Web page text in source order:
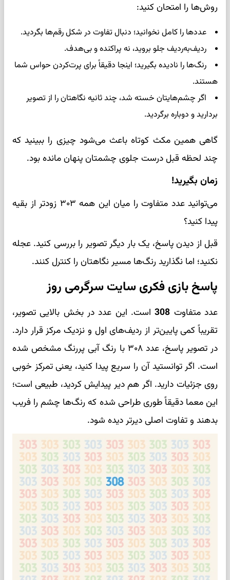
روش‌ها را امتحان کنید:
عددها را کامل نخوانید؛ دنبال تفاوت در شکل رقم‌ها بگردید.
ردیف‌به‌ردیف جلو بروید، نه پراکنده و بی‌هدف.
رنگ‌ها را نادیده بگیرید؛ اینجا دقیقاً برای پرت‌کردن حواس شما
هستند.
اگر چشم‌هایتان خسته شد، چند ثانیه نگاهتان را از تصویر
بردارید و دوباره برگردید.
گاهی همین مکث کوتاه باعث می‌شود چیزی را ببینید که
چند لحظه قبل درست جلوی چشمتان پنهان مانده بود.
زمان بگیرید!
می‌توانید عدد متفاوت را میان این همه ۳۰۳ زودتر از بقیه
پیدا کنید؟
قبل از دیدن پاسخ، یک بار دیگر تصویر را بررسی کنید. عجله
نکنید؛ اما نگذارید رنگ‌ها مسیر نگاهتان را کنترل کنند.
پاسخ بازی فکری سایت سرگرمی روز
عدد متفاوت 308است. این عدد در بخش بالایی تصویر،
تقریباً کمی پایین‌تر از ردیف‌های اول و نزدیک مرکز قرار دارد.
در تصویر پاسخ، عدد ۳۰۸ با رنگ آبی پررنگ مشخص شده
است. اگر توانستید آن را سریع پیدا کنید، یعنی تمرکز خوبی
روی جزئیات دارید. اگر هم دیر پیدایش کردید، طبیعی است؛
این معما دقیقاً طوری طراحی شده که رنگ‌ها چشم را فریب
بدهند و تفاوت اصلی دیرتر دیده شود.